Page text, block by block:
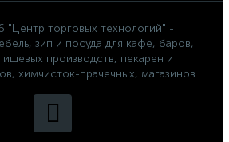
торговых технологий" -
зип и посуда для кафе, баров,
производств, пекарен и
химчисток-прачечных, магазинов.